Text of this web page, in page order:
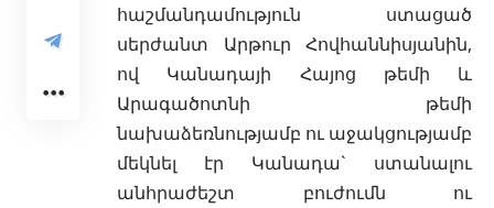
հաշմանդամություն ստացած
սերժանտ Արթուր Հովհաննիսյանին,
ով Կանադայի Հայոց թեմի և
Արագածոտնի թեմի
նախաձեռնությամբ ու աջակցությամբ
մեկնել էր Կանադա` ստանալու
անհրաժեշտ բուժումն ու